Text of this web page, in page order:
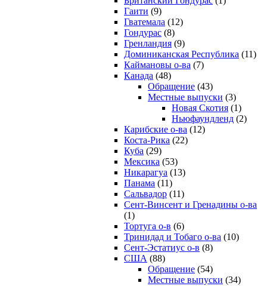
Гаити (9)
Гватемала (12)
Гондурас (8)
Гренландия (9)
Доминиканская Республика (11)
Каймановы о-ва (7)
Канада (48)
Обращение (43)
Местные выпуски (3)
Новая Скотия (1)
Ньюфаундленд (2)
Карибские о-ва (12)
Коста-Рика (22)
Куба (29)
Мексика (53)
Никарагуа (13)
Панама (11)
Сальвадор (11)
Сент-Винсент и Гренадины о-ва
(1)
Тортуга о-в (6)
Тринидад и Тобаго о-ва (10)
Сент-Эстатиус о-в (8)
США (88)
Обращение (54)
Местные выпуски (34)